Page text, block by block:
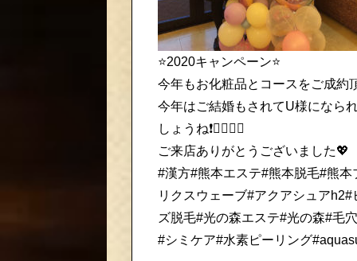
⭐️2020キャンペーン⭐️
今年もお化粧品とコースをご成
今年はご結婚もされてU様になら
しょうね❗️💆🏻‍♀️✨
ご来店ありがとうございました💖
#漢方#熊本エステ#熊本脱毛#熊
リクスウェーブ#アクアシュア
ズ脱毛#光の森エステ#光の森#毛
#シミケア#水素ピーリング